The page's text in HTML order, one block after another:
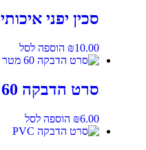
סכין יפני איכותי
₪10.00 הוספה לסל
סרט הדבקה 60 מטר שקוף
₪6.00 הוספה לסל